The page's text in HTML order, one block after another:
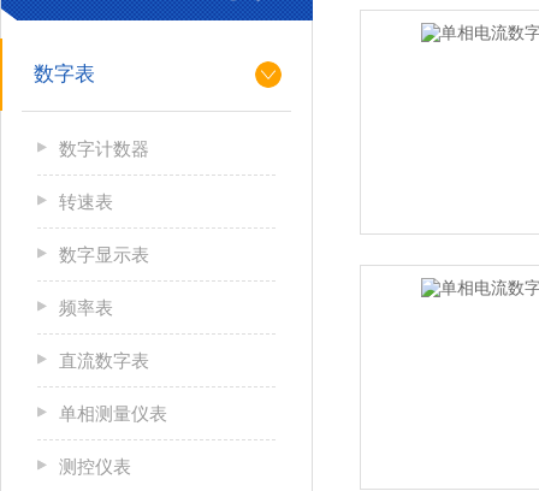
数字表
数字计数器
转速表
数字显示表
频率表
直流数字表
单相测量仪表
测控仪表